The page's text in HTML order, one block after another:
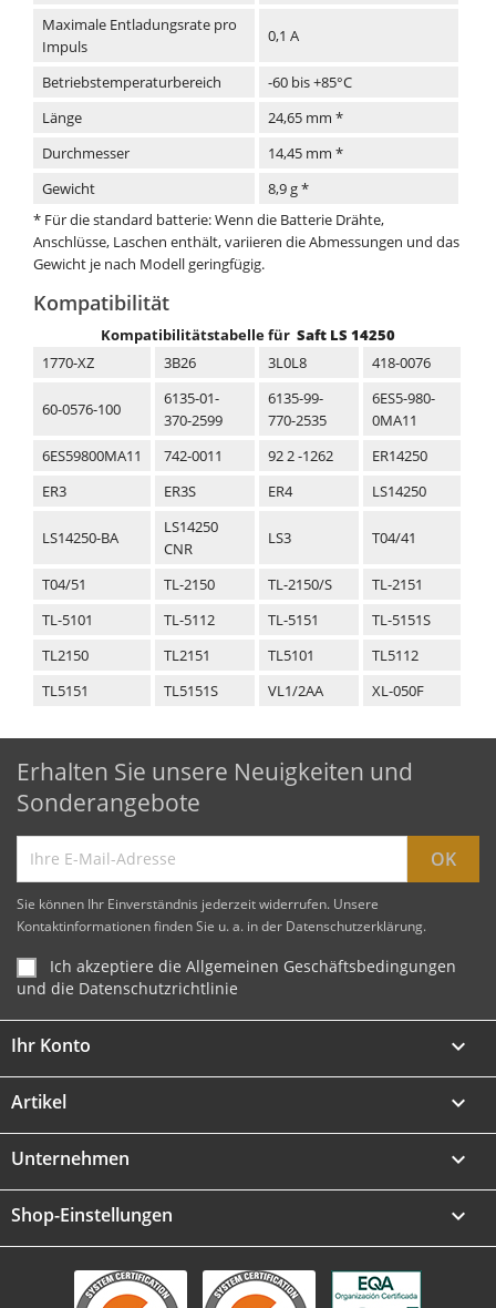
Maximale Entladungsrate pro
Impuls
0,1 A
Betriebstemperaturbereich
-60 bis +85°C
Länge
24,65 mm *
Durchmesser
14,45 mm *
Gewicht
8,9 g *
* Für die standard batterie: Wenn die Batterie Drähte,
Anschlüsse, Laschen enthält, variieren die Abmessungen und das
Gewicht je nach Modell geringfügig.
Kompatibilität
Kompatibilitätstabelle für Saft LS 14250
1770-XZ
3B26 3L0L8 418-0076
60-0576-100
6135-01-
370-2599
6135-99-
770-2535
6ES5-980-
0MA11
6ES59800MA11
742-0011 92 2 -1262
ER14250
ER3
ER3S ER4 LS14250
LS14250-BA
LS14250
CNR
LS3 T04/41
T04/51 TL-2150 TL-2150/S
TL-2151
TL-5101
TL-5112 TL-5151
TL-5151S
TL2150
TL2151 TL5101
TL5112
TL5151
TL5151S VL1/2AA XL-050F
Erhalten Sie unsere Neuigkeiten und
Sonderangebote
Sie können Ihr Einverständnis jederzeit widerrufen. Unsere
Kontaktinformationen finden Sie u. a. in der Datenschutzerklärung.
Ich akzeptiere die Allgemeinen Geschäftsbedingungen
und die Datenschutzrichtlinie
Ihr Konto 
Artikel 
Unternehmen 
Shop-Einstellungen keyboard_arrow_down